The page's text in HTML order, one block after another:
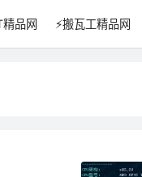
品网 ⚡搬瓦工精品网